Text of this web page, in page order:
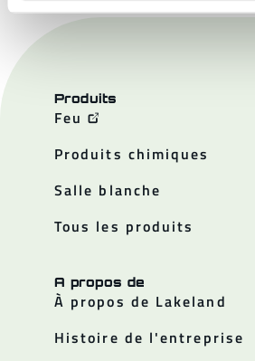
Produits
Feu
Produits chimiques
Salle blanche
Tous les produits
A propos de
À propos de Lakeland
Histoire de l'entreprise